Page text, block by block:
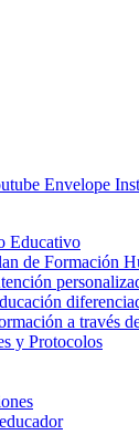
Envelope
Educativo
de Formación
a través
y Protocolos